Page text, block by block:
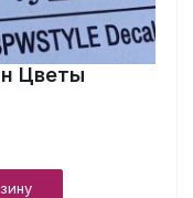
Цветы